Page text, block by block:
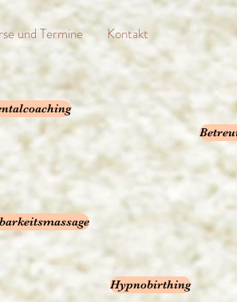
und Termine Kontakt
Hypnobirthing